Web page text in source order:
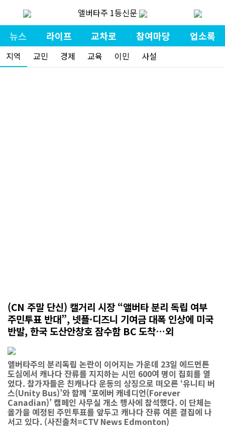
앨버타주 1등신문
뉴스 라이프 교차로 참여마당 업소록
지역 교민 경제 교육 이민 사설
(CN 주말 단신) 캘거리 시장 “앨버타 분리 독립 여부
주민투표 반대”, 넷플·디즈니 기여금 대폭 인상에 미국
반발, 한국 도산안창호 잠수함 BC 도착…외
앨버타주의 분리독립 논란이 이어지는 가운데 23일 에드먼튼
도심에서 캐나다 잔류를 지지하는 시민 600여 명이 집회를 열
었다. 참가자들은 친캐나다 운동의 상징으로 떠오른 ‘유니티 버
스(Unity Bus)’와 함께 ‘포에버 캐네디언(Forever
Canadian)’ 캠페인 사무실 개소 행사에 참석했다. 이 단체는
올가을 예정된 주민투표를 앞두고 캐나다 잔류 여론 결집에 나
서고 있다. (사진출처=CTV News Edmonton)